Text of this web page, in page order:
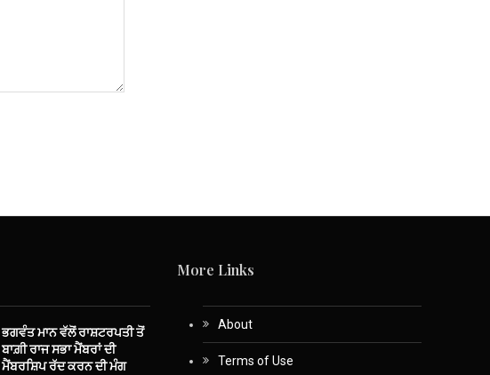
ਭਗਵੰਤ ਮਾਨ ਵੱਲੋਂ ਰਾਸ਼ਟਰਪਤੀ ਤੋਂ
ਬਾਗ਼ੀ ਰਾਜ ਸਭਾ ਮੈਂਬਰਾਂ ਦੀ
ਮੈਂਬਰਸ਼ਿਪ ਰੱਦ ਕਰਨ ਦੀ ਮੰਗ
More Links
About
Terms of Use